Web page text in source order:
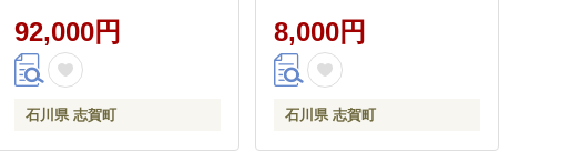
92,000円
石川県 志賀町
8,000円
石川県 志賀町